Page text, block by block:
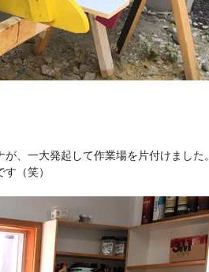
、一大発起して作業場を片付けました。
（笑）